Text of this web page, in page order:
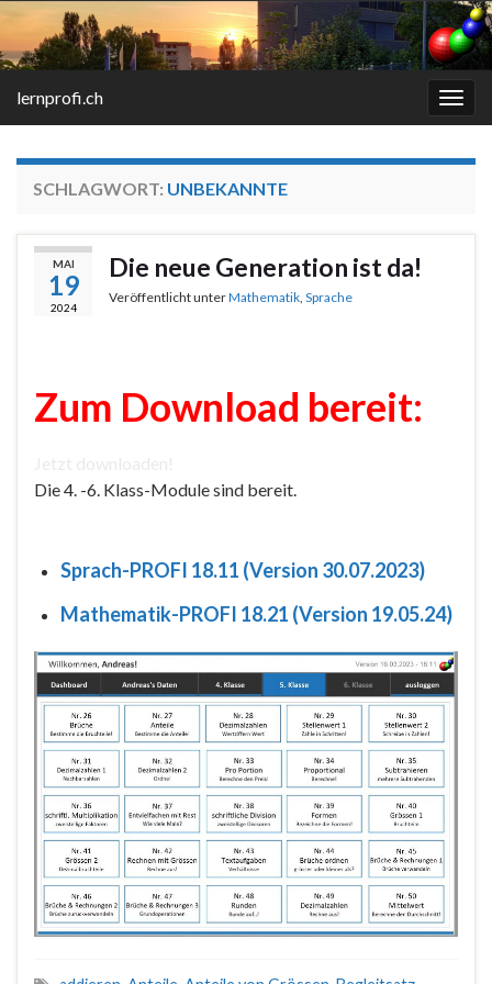
lernprofi.ch
SCHLAGWORT: UNBEKANNTE
MAI
19
2024
Die neue Generation ist da!
Veröffentlicht unterMathematik Sprache
Zum Download bereit:
Die 4. -6. Klass-Module sind bereit.
Sprach-PROFI 18.11 (Version 30.07.2023)
Mathematik-PROFI 18.21 (Version 19.05.24)